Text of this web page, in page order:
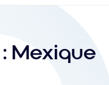
Mexique